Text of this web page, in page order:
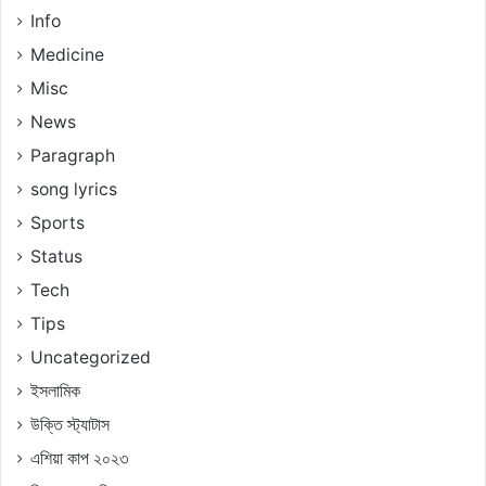
Info
Medicine
Misc
News
Paragraph
song lyrics
Sports
Status
Tech
Tips
Uncategorized
ইসলামিক
উক্তি স্ট্যাটাস
এশিয়া কাপ ২০২৩